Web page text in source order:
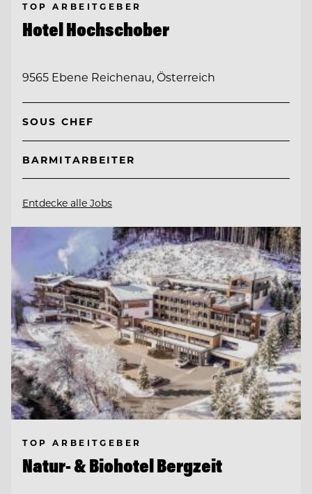
TOP ARBEITGEBER
Hotel Hochschober
9565 Ebene Reichenau, Österreich
SOUS CHEF
BARMITARBEITER
Entdecke alle Jobs
TOP ARBEITGEBER
Natur- & Biohotel Bergzeit